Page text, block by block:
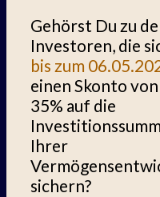
Gehörst Du zu
Investoren, die
bis zum
einen Skonto von
35% auf die
Ihrer
sichern?